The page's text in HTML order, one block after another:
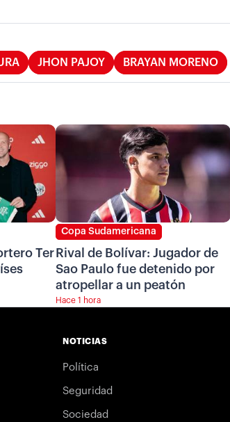
JHON PAJOY BRAYAN MORENO
Ter
Copa Sudamericana
Rival de Bolívar: Jugador de
Sao Paulo fue detenido por
atropellar a un peatón
Hace 1 hora
NOTICIAS
Política
Seguridad
Sociedad